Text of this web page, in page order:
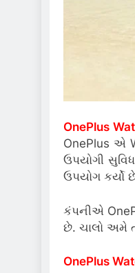
OnePlus
OnePlus એ
ઉપયોગી
ઉપયોગ
કંપનીએ
છે. ચાલો અમે
OnePlus